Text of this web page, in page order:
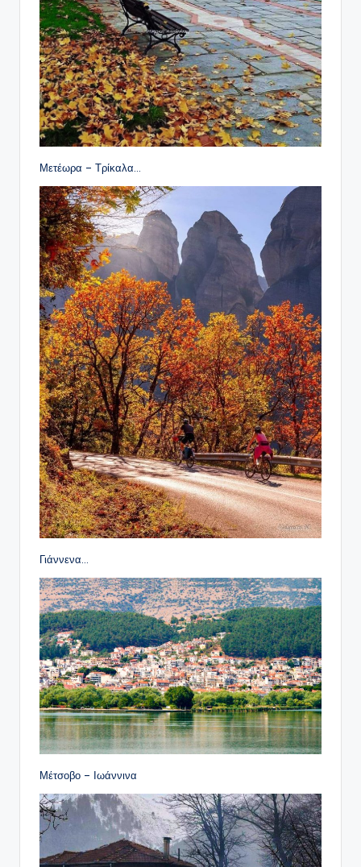
Μετέωρα – Τρίκαλα…
Γιάννενα…
Μέτσοβο – Ιωάννινα